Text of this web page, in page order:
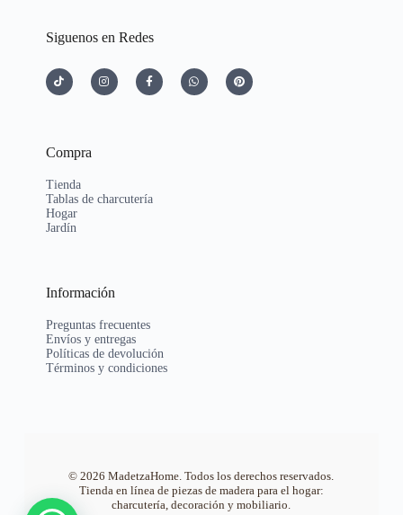
Siguenos en Redes
Compra
Tienda
Tablas de charcutería
Hogar
Jardín
Información
Preguntas frecuentes
Envíos y entregas
Políticas de devolución
Términos y condiciones
© 2026 MadetzaHome. Todos los derechos reservados.
Tienda en línea de piezas de madera para el hogar:
charcutería, decoración y mobiliario.